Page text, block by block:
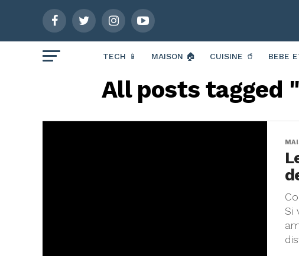
TECH 📱 MAISON 🏠 CUISINE 🥤 BEBE
All posts tagged
Si